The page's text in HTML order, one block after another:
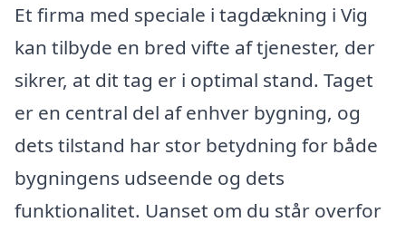
Et firma med speciale i tagdækning i Vig
kan tilbyde en bred vifte af tjenester, der
sikrer, at dit tag er i optimal stand. Taget
er en central del af enhver bygning, og
dets tilstand har stor betydning for både
bygningens udseende og dets
funktionalitet. Uanset om du står overfor